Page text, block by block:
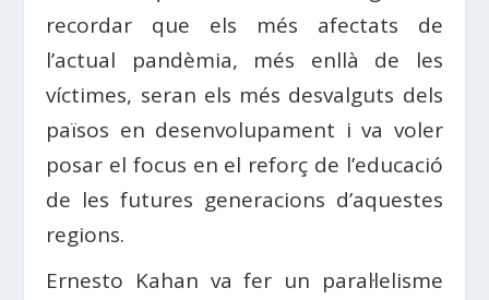
recordar que els més afectats de
l’actual pandèmia, més enllà de les
víctimes, seran els més desvalguts dels
països en desenvolupament i va voler
posar el focus en el reforç de l’educació
de les futures generacions d’aquestes
regions.
Ernesto Kahan va fer un paral·lelisme